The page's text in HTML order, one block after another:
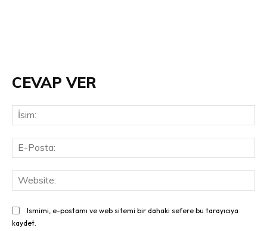
CEVAP VER
Ismimi, e-postamı ve web sitemi bir dahaki sefere bu tarayıcıya
kaydet.